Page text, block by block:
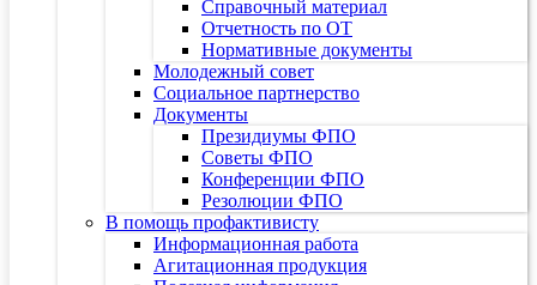
Справочный материал
Отчетность по ОТ
Нормативные документы
Молодежный совет
Социальное партнерство
Документы
Президиумы ФПО
Советы ФПО
Конференции ФПО
Резолюции ФПО
В помощь профактивисту
Информационная работа
Агитационная продукция